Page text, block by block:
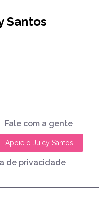
Santos
Fale com a gente
Apoie o Juicy Santos
de privacidade